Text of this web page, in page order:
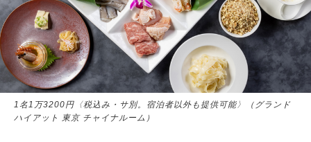
1名1万3200円〈税込み・サ別。宿泊者以外も提供可能〉（グランド
ハイアット 東京 チャイナルーム）